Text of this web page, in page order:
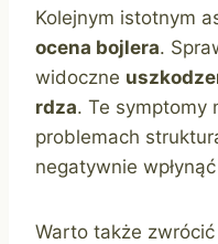
Kolejnym istotnym
ocena bojlera.
widoczne
rdza. Te symptomy
problemach
negatywnie
Warto także